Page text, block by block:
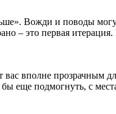
Вожди и поводы могут
– это первая
вас вполне
еще подмогнуть, с